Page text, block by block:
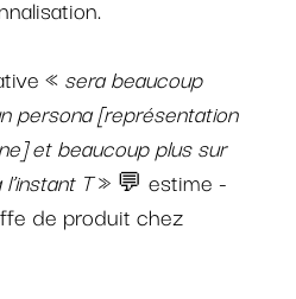
« sera beaucoup
persona [représentation
et beaucoup plus sur
T» 💬 estime ­
de produit chez